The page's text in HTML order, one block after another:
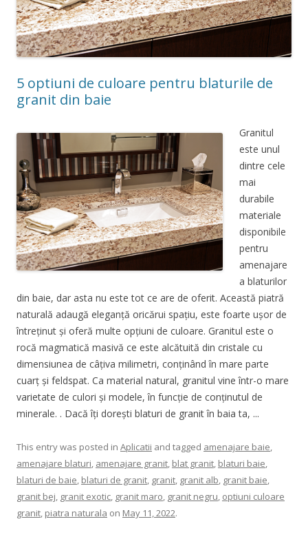
5 optiuni de culoare pentru blaturile de
granit din baie
Granitul
este unul
dintre cele
mai
durabile
materiale
disponibile
pentru
amenajare
a blaturilor
din baie, dar asta nu este tot ce are de oferit. Această piatră
naturală adaugă eleganță oricărui spațiu, este foarte ușor de
întreținut și oferă multe opțiuni de culoare. Granitul este o
rocă magmatică masivă ce este alcătuită din cristale cu
dimensiunea de câțiva milimetri, conținând în mare parte
cuarț și feldspat. Ca material natural, granitul vine într-o mare
varietate de culori și modele, în funcție de conținutul de
minerale. . Dacă îți dorești blaturi de granit în baia ta, ...
This entry was posted in Aplicatii and tagged amenajare baie,
amenajare blaturi, amenajare granit, blat granit, blaturi baie,
blaturi de baie, blaturi de granit, granit, granit alb, granit baie,
granit bej, granit exotic, granit maro, granit negru, optiuni culoare
granit, piatra naturala on May 11, 2022.